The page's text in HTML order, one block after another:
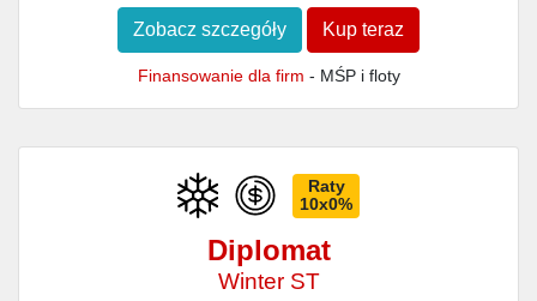
Zobacz szczegóły Kup teraz
Finansowanie dla firm - MŚP i floty
Raty
10x0%
Diplomat
Winter ST